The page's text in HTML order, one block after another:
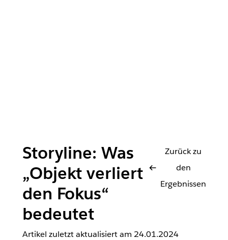
Storyline: Was
„Objekt verliert
den Fokus“
bedeutet
Zurück zu
den
Ergebnissen
Artikel zuletzt aktualisiert am 24.01.2024